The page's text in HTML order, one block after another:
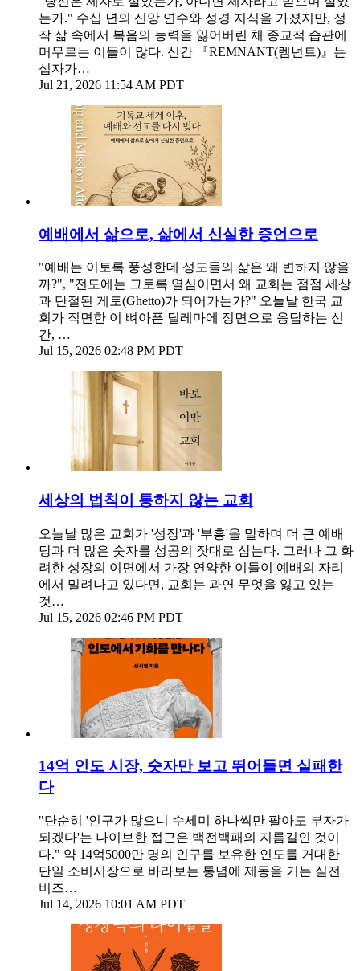
는가." 수십 년의 신앙 연수와 성경 지식을 가졌지만, 정
작 삶 속에서 복음의 능력을 잃어버린 채 종교적 습관에
머무르는 이들이 많다. 신간 『REMNANT(렘넌트)』는
십자가…
Jul 21, 2026 11:54 AM PDT
예배에서 삶으로, 삶에서 신실한 증언으로
"예배는 이토록 풍성한데 성도들의 삶은 왜 변하지 않을
까?", "전도에는 그토록 열심이면서 왜 교회는 점점 세상
과 단절된 게토(Ghetto)가 되어가는가?" 오늘날 한국 교
회가 직면한 이 뼈아픈 딜레마에 정면으로 응답하는 신
간, …
Jul 15, 2026 02:48 PM PDT
세상의 법칙이 통하지 않는 교회
오늘날 많은 교회가 '성장'과 '부흥'을 말하며 더 큰 예배
당과 더 많은 숫자를 성공의 잣대로 삼는다. 그러나 그 화
려한 성장의 이면에서 가장 연약한 이들이 예배의 자리
에서 밀려나고 있다면, 교회는 과연 무엇을 잃고 있는
것…
Jul 15, 2026 02:46 PM PDT
14억 인도 시장, 숫자만 보고 뛰어들면 실패한
다
"단순히 '인구가 많으니 수세미 하나씩만 팔아도 부자가
되겠다'는 나이브한 접근은 백전백패의 지름길인 것이
다." 약 14억5000만 명의 인구를 보유한 인도를 거대한
단일 소비시장으로 바라보는 통념에 제동을 거는 실전
비즈…
Jul 14, 2026 10:01 AM PDT